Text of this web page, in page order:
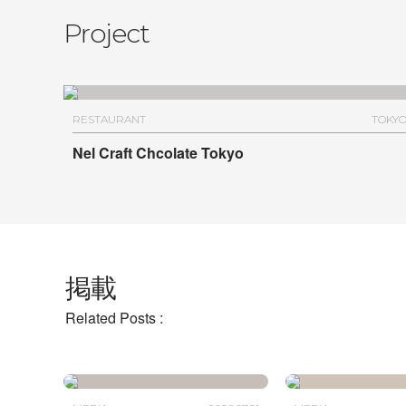
Project
RESTAURANT
Nel Craft Chcolate Tokyo
掲載
Related Posts :